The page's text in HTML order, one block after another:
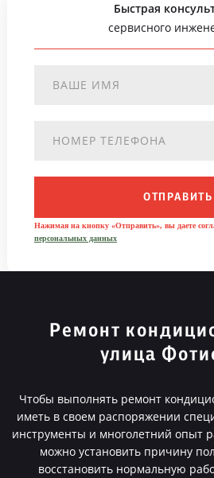
Быстрая
сервисного
ОТПРАВИТЬ
Нажимая на кнопку «Отправить», вы даете
персональных данных
Ремонт
улица
Чтобы выполнять ремонт
иметь в своем распоряжении
инструменты и многолетний опыт
можно установить причину
восстановить нормальную